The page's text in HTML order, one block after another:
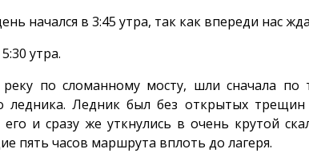
начался в 3:45 утра, так как впереди нас
утра.
реку по сломанному мосту, шли сначала по
ледника. Ледник был без открытых
и сразу же уткнулись в очень крутой
пять часов маршрута вплоть до лагеря.